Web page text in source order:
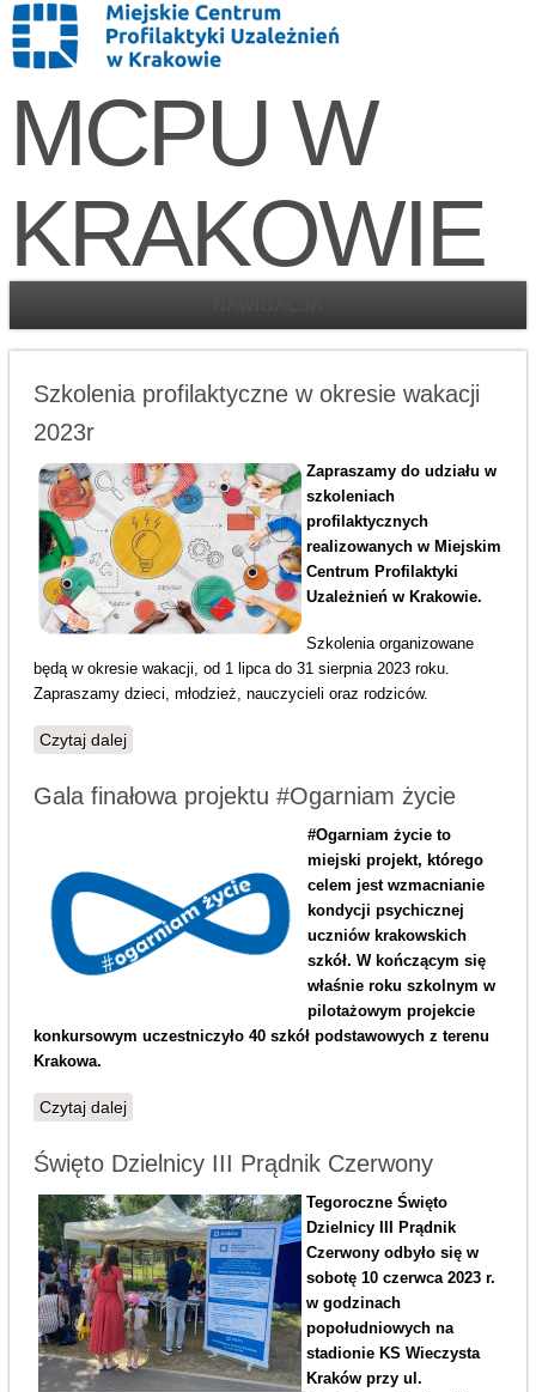
MCPU W
KRAKOWIE
Szkolenia profilaktyczne w okresie wakacji
2023r
Zapraszamy do udziału w
szkoleniach
profilaktycznych
realizowanych w Miejskim
Centrum Profilaktyki
Uzależnień w Krakowie.
Szkolenia organizowane
będą w okresie wakacji, od 1 lipca do 31 sierpnia 2023 roku.
Zapraszamy dzieci, młodzież, nauczycieli oraz rodziców.
Czytaj dalejwpis Szkolenia profilaktyczne w okresie wakacji 2023r
Gala finałowa projektu #Ogarniam życie
#Ogarniam życie to
miejski projekt, którego
celem jest wzmacnianie
kondycji psychicznej
uczniów krakowskich
szkół. W kończącym się
właśnie roku szkolnym w
pilotażowym projekcie
konkursowym uczestniczyło 40 szkół podstawowych z terenu
Krakowa.
Czytaj dalejwpis Gala finałowa projektu #Ogarniam życie
Święto Dzielnicy III Prądnik Czerwony
Tegoroczne Święto
Dzielnicy III Prądnik
Czerwony odbyło się w
sobotę 10 czerwca 2023 r.
w godzinach
popołudniowych na
stadionie KS Wieczysta
Kraków przy ul.